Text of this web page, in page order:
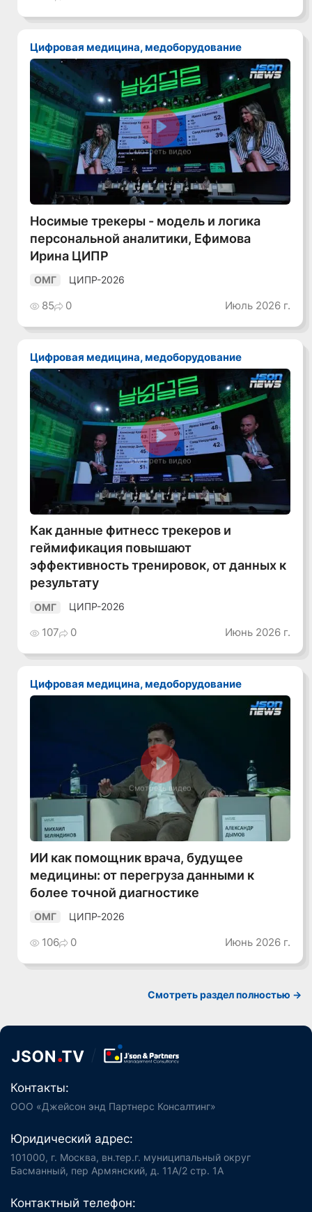
Цифровая медицина, медоборудование
Смотреть видео
Носимые трекеры - модель и логика
персональной аналитики, Ефимова
Ирина ЦИПР
ОМГ ЦИПР-2026
85 0 Июль 2026 г.
Цифровая медицина, медоборудование
Смотреть видео
Как данные фитнесс трекеров и
геймификация повышают
эффективность тренировок, от данных к
результату
ОМГ ЦИПР-2026
107 0 Июнь 2026 г.
Цифровая медицина, медоборудование
Смотреть видео
ИИ как помощник врача, будущее
медицины: от перегруза данными к
более точной диагностике
ОМГ ЦИПР-2026
106 0 Июнь 2026 г.
Смотреть раздел полностью ->
Контакты:
ООО «Джейсон энд Партнерс Консалтинг»
Юридический адрес:
101000, г. Москва, вн.тер.г. муниципальный округ
Басманный, пер Армянский, д. 11А/2 стр. 1А
Контактный телефон: